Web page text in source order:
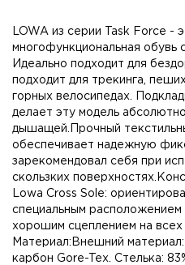
LOWA из серии Task Force -
многофункциональная обувь
Идеально подходит для
подходит для трекинга,
горных велосипедах.
делает эту модель
дышащей.Прочный
обеспечивает надежную
зарекомендовал себя при
скользких
Lowa Cross Sole:
специальным
хорошим сцеплением на всех
Материал:Внешний
карбон Gore-Tex. Стелька: